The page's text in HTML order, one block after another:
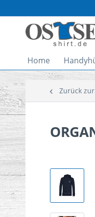
Home
Zurück